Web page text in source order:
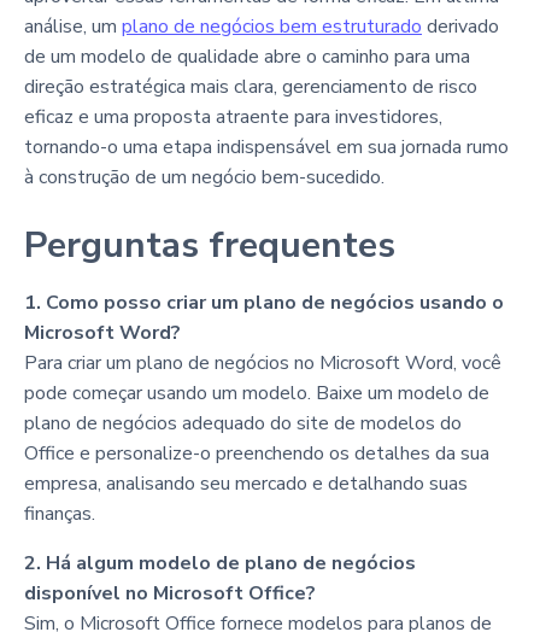
análise, um plano de negócios bem estruturado derivado
de um modelo de qualidade abre o caminho para uma
direção estratégica mais clara, gerenciamento de risco
eficaz e uma proposta atraente para investidores,
tornando-o uma etapa indispensável em sua jornada rumo
à construção de um negócio bem-sucedido.
Perguntas frequentes
1. Como posso criar um plano de negócios usando o
Microsoft Word?
Para criar um plano de negócios no Microsoft Word, você
pode começar usando um modelo. Baixe um modelo de
plano de negócios adequado do site de modelos do
Office e personalize-o preenchendo os detalhes da sua
empresa, analisando seu mercado e detalhando suas
finanças.
2. Há algum modelo de plano de negócios
disponível no Microsoft Office?
Sim, o Microsoft Office fornece modelos para planos de